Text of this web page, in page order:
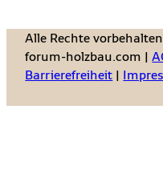
Alle Rechte
forum-holzbau.com |
Barrierefreiheit |